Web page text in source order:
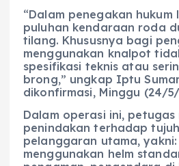
“Dalam penegakan hukum
puluhan kendaraan roda
tilang. Khususnya bagi
menggunakan knalpot
spesifikasi teknis atau
brong,” ungkap Iptu
dikonfirmasi, Minggu (24/
Dalam operasi ini,
penindakan terhadap
pelanggaran utama,
menggunakan helm